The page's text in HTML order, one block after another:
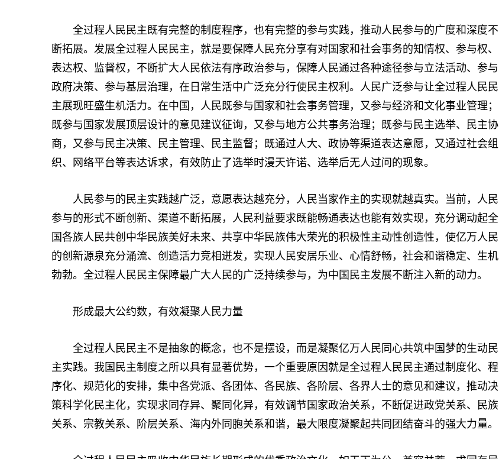
全过程人民民主既有完整的制度程序，也有完整的参与实践，推动人民参与的广度和深度不
断拓展。发展全过程人民民主，就是要保障人民充分享有对国家和社会事务的知情权、参与权、
表达权、监督权，不断扩大人民依法有序政治参与，保障人民通过各种途径参与立法活动、参与
政府决策、参与基层治理，在日常生活中广泛充分行使民主权利。人民广泛参与让全过程人民民
主展现旺盛生机活力。在中国，人民既参与国家和社会事务管理，又参与经济和文化事业管理；
既参与国家发展顶层设计的意见建议征询，又参与地方公共事务治理；既参与民主选举、民主协
商，又参与民主决策、民主管理、民主监督；既通过人大、政协等渠道表达意愿，又通过社会组
织、网络平台等表达诉求，有效防止了选举时漫天许诺、选举后无人过问的现象。
人民参与的民主实践越广泛，意愿表达越充分，人民当家作主的实现就越真实。当前，人民
参与的形式不断创新、渠道不断拓展，人民利益要求既能畅通表达也能有效实现，充分调动起全
国各族人民共创中华民族美好未来、共享中华民族伟大荣光的积极性主动性创造性，使亿万人民
的创新源泉充分涌流、创造活力竞相迸发，实现人民安居乐业、心情舒畅，社会和谐稳定、生机
勃勃。全过程人民民主保障最广大人民的广泛持续参与，为中国民主发展不断注入新的动力。
形成最大公约数，有效凝聚人民力量
全过程人民民主不是抽象的概念，也不是摆设，而是凝聚亿万人民同心共筑中国梦的生动民
主实践。我国民主制度之所以具有显著优势，一个重要原因就是全过程人民民主通过制度化、程
序化、规范化的安排，集中各党派、各团体、各民族、各阶层、各界人士的意见和建议，推动决
策科学化民主化，实现求同存异、聚同化异，有效调节国家政治关系，不断促进政党关系、民族
关系、宗教关系、阶层关系、海内外同胞关系和谐，最大限度凝聚起共同团结奋斗的强大力量。